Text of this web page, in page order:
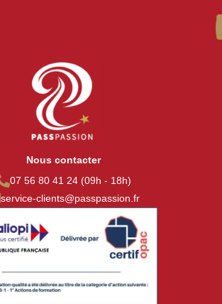
Nous contacter
07 56 80 41 24 (09h - 18h)
service-clients@passpassion.fr